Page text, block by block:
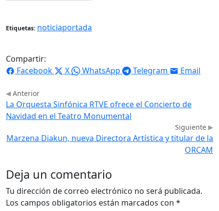
Etiquetas: noticiaportada
Compartir:
Facebook
X WhatsApp Telegram Email
Anterior
La Orquesta Sinfónica RTVE ofrece el Concierto de
Navidad en el Teatro Monumental
Siguiente
Marzena Diakun, nueva Directora Artística y titular de la
ORCAM
Deja un comentario
Tu dirección de correo electrónico no será publicada.
Los campos obligatorios están marcados con *